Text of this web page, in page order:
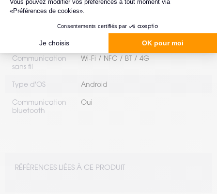
RFID Oui
Résistance aux
1,5 m sur béton et 1,8 m avec étui
de démarrage | Chutes de 0,5 m
pendant 300 cycles / 600 chutes
Communication
sans fil
Wi-Fi NFC BT 4G
Type d'OS Android
Communication
bluetooth
Oui
RÉFÉRENCES LIÉES À CE PRODUIT